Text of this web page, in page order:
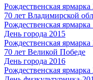
Рождественская
70 лет Владимирской
Рождественская
День города 2015
Рождественская
70 лет Великой Победе
День города 2016
Рождественская